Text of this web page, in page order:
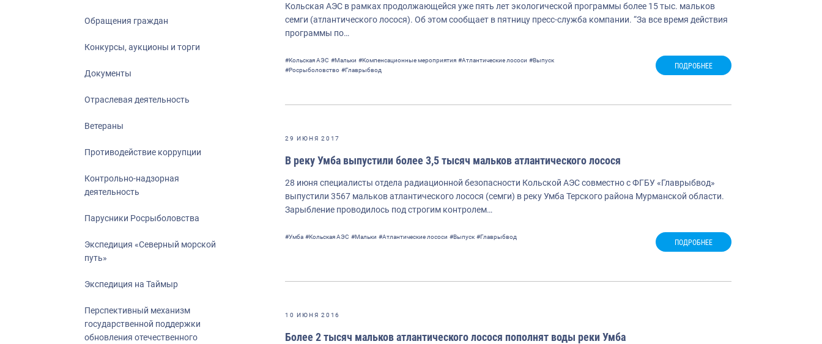
Обращения граждан
Конкурсы, аукционы и торги
Документы
Отраслевая деятельность
Ветераны
Противодействие коррупции
Контрольно-надзорная
деятельность
Парусники Росрыболовства
Экспедиция «Северный морской
путь»
Экспедиция на Таймыр
Перспективный механизм
государственной поддержки
обновления отечественного
Кольская АЭС в рамках продолжающейся уже пять лет экологической программы более 15 тыс. мальков
семги (атлантического лосося). Об этом сообщает в пятницу пресс-служба компании. “За все время действия
программы по…
#Кольская АЭС #Мальки #Компенсационные мероприятия #Атлантические лососи #Выпуск
#Росрыболовство #Главрыбвод ПОДРОБНЕЕ
29 ИЮНЯ 2017
В реку Умба выпустили более 3,5 тысяч мальков атлантического лосося
28 июня специалисты отдела радиационной безопасности Кольской АЭС совместно с ФГБУ «Главрыбвод»
выпустили 3567 мальков атлантического лосося (семги) в реку Умба Терского района Мурманской области.
Зарыбление проводилось под строгим контролем…
#Умба #Кольская АЭС #Мальки #Атлантические лососи #Выпуск #Главрыбвод
ПОДРОБНЕЕ
10 ИЮНЯ 2016
Более 2 тысяч мальков атлантического лосося пополнят воды реки Умба